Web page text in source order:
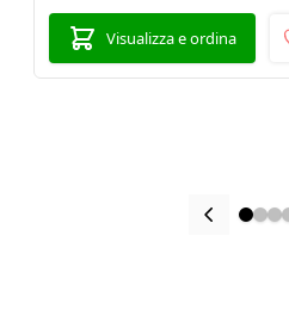
Visualizza e ordina